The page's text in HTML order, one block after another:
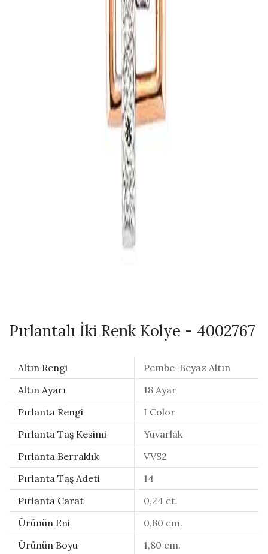
Pırlantalı İki Renk Kolye - 4002767
Altın Rengi
Pembe-Beyaz Altın
Altın Ayarı
18 Ayar
Pırlanta Rengi
I Color
Pırlanta Taş Kesimi
Yuvarlak
Pırlanta Berraklık
VVS2
Pırlanta Taş Adeti
14
Pırlanta Carat
0,24 ct.
Ürünün Eni
0,80 cm.
Ürünün Boyu
1,80 cm.